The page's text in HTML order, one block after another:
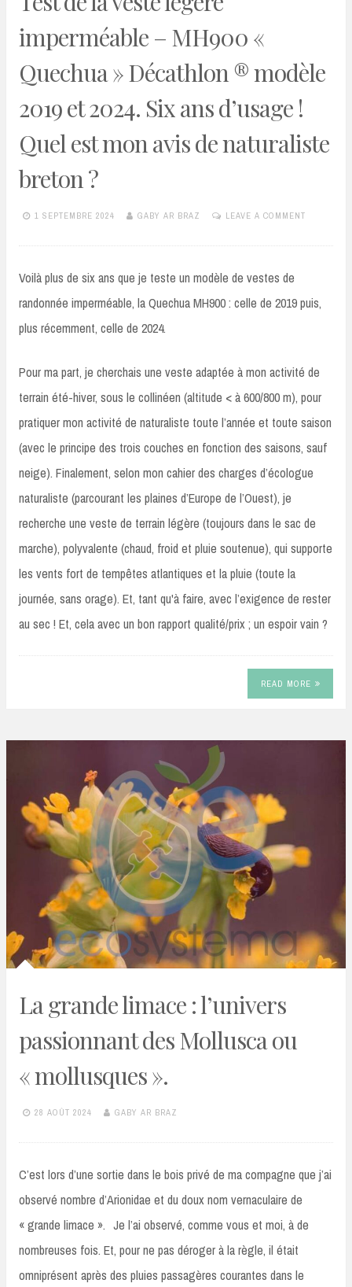
imperméable – MH900 «
Quechua » Décathlon ® modèle
2019 et 2024. Six ans d’usage !
Quel est mon avis de naturaliste
breton ?
1 SEPTEMBRE 2024 GABY AR BRAZ LEAVE A COMMENT
Voilà plus de six ans que je teste un modèle de vestes de
randonnée imperméable, la Quechua MH900 : celle de 2019 puis,
plus récemment, celle de 2024.
Pour ma part, je cherchais une veste adaptée à mon activité de
terrain été-hiver, sous le collinéen (altitude < à 600/800 m), pour
pratiquer mon activité de naturaliste toute l’année et toute saison
(avec le principe des trois couches en fonction des saisons, sauf
neige). Finalement, selon mon cahier des charges d’écologue
naturaliste (parcourant les plaines d’Europe de l’Ouest), je
recherche une veste de terrain légère (toujours dans le sac de
marche), polyvalente (chaud, froid et pluie soutenue), qui supporte
les vents fort de tempêtes atlantiques et la pluie (toute la
journée, sans orage). Et, tant qu'à faire, avec l’exigence de rester
au sec ! Et, cela avec un bon rapport qualité/prix ; un espoir vain ?
READ MORE
La grande limace : l’univers
passionnant des Mollusca ou
« mollusques ».
28 AOÛT 2024 GABY AR BRAZ
C’est lors d’une sortie dans le bois privé de ma compagne que j’ai
observé nombre d’Arionidae et du doux nom vernaculaire de
« grande limace ». Je l’ai observé, comme vous et moi, à de
nombreuses fois. Et, pour ne pas déroger à la règle, il était
omniprésent après des pluies passagères courantes dans le